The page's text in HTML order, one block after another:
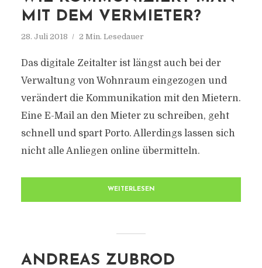
MIT DEM VERMIETER?
28. Juli 2018 2 Min. Lesedauer
Das digitale Zeitalter ist längst auch bei der
Verwaltung von Wohnraum eingezogen und
verändert die Kommunikation mit den Mietern.
Eine E-Mail an den Mieter zu schreiben, geht
schnell und spart Porto. Allerdings lassen sich
nicht alle Anliegen online übermitteln.
WEITERLESEN
ANDREAS ZUBROD